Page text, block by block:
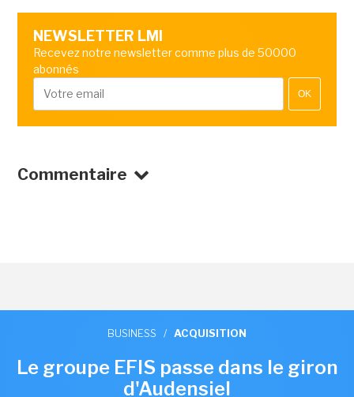
NEWSLETTER LMI
Recevez notre newsletter comme plus de 50000
abonnés
OK
Commentaire
BUSINESS / ACQUISITION
Le groupe EFIS passe dans le giron
d'Audensiel